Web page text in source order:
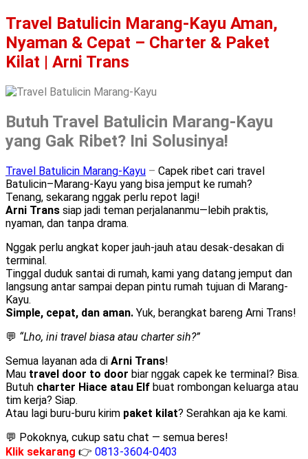
Travel Batulicin Marang-Kayu Aman,
Nyaman & Cepat – Charter & Paket
Kilat | Arni Trans
Butuh Travel Batulicin Marang-Kayu
yang Gak Ribet? Ini Solusinya!
Travel Batulicin Marang-Kayu – Capek ribet cari travel
Batulicin–Marang-Kayu yang bisa jemput ke rumah?
Tenang, sekarang nggak perlu repot lagi!
Arni Trans siap jadi teman perjalananmu—lebih praktis,
nyaman, dan tanpa drama.
Nggak perlu angkat koper jauh-jauh atau desak-desakan di
terminal.
Tinggal duduk santai di rumah, kami yang datang jemput dan
langsung antar sampai depan pintu rumah tujuan di Marang-
Kayu.
Simple, cepat, dan aman. Yuk, berangkat bareng Arni Trans!
💬 “Lho, ini travel biasa atau charter sih?”
Semua layanan ada di Arni Trans!
Mau travel door to door biar nggak capek ke terminal? Bisa.
Butuh charter Hiace atau Elf buat rombongan keluarga atau
tim kerja? Siap.
Atau lagi buru-buru kirim paket kilat? Serahkan aja ke kami.
💬 Pokoknya, cukup satu chat — semua beres!
Klik sekarang 👉 0813-3604-0403